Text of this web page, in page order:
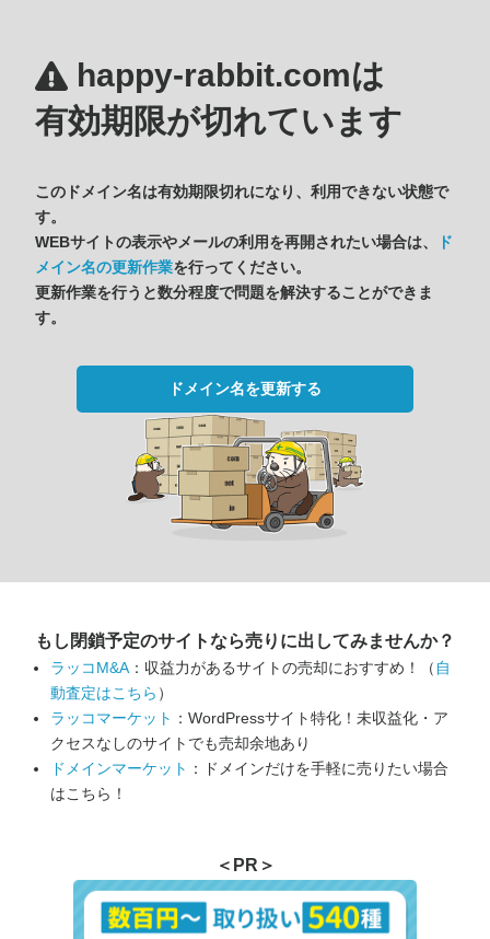
happy-rabbit.comは
有効期限が切れています
このドメイン名は有効期限切れになり、利用できない状態で
す。
WEBサイトの表示やメールの利用を再開されたい場合は、
ド
メイン名の更新作業を行ってください。
更新作業を行うと数分程度で問題を解決することができま
す。
ドメイン名を更新する
もし閉鎖予定のサイトなら売りに出してみませんか？
ラッコM&A ：収益力があるサイトの売却におすすめ！（ 自
動査定はこちら ）
ラッコマーケット ：WordPressサイト特化！未収益化・ア
クセスなしのサイトでも売却余地あり
ドメインマーケット ：ドメインだけを手軽に売りたい場合
はこちら！
＜PR＞